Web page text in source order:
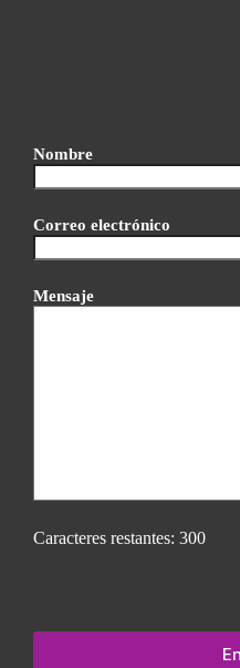
Nombre
Correo electrónico
Mensaje
Caracteres restantes: 300